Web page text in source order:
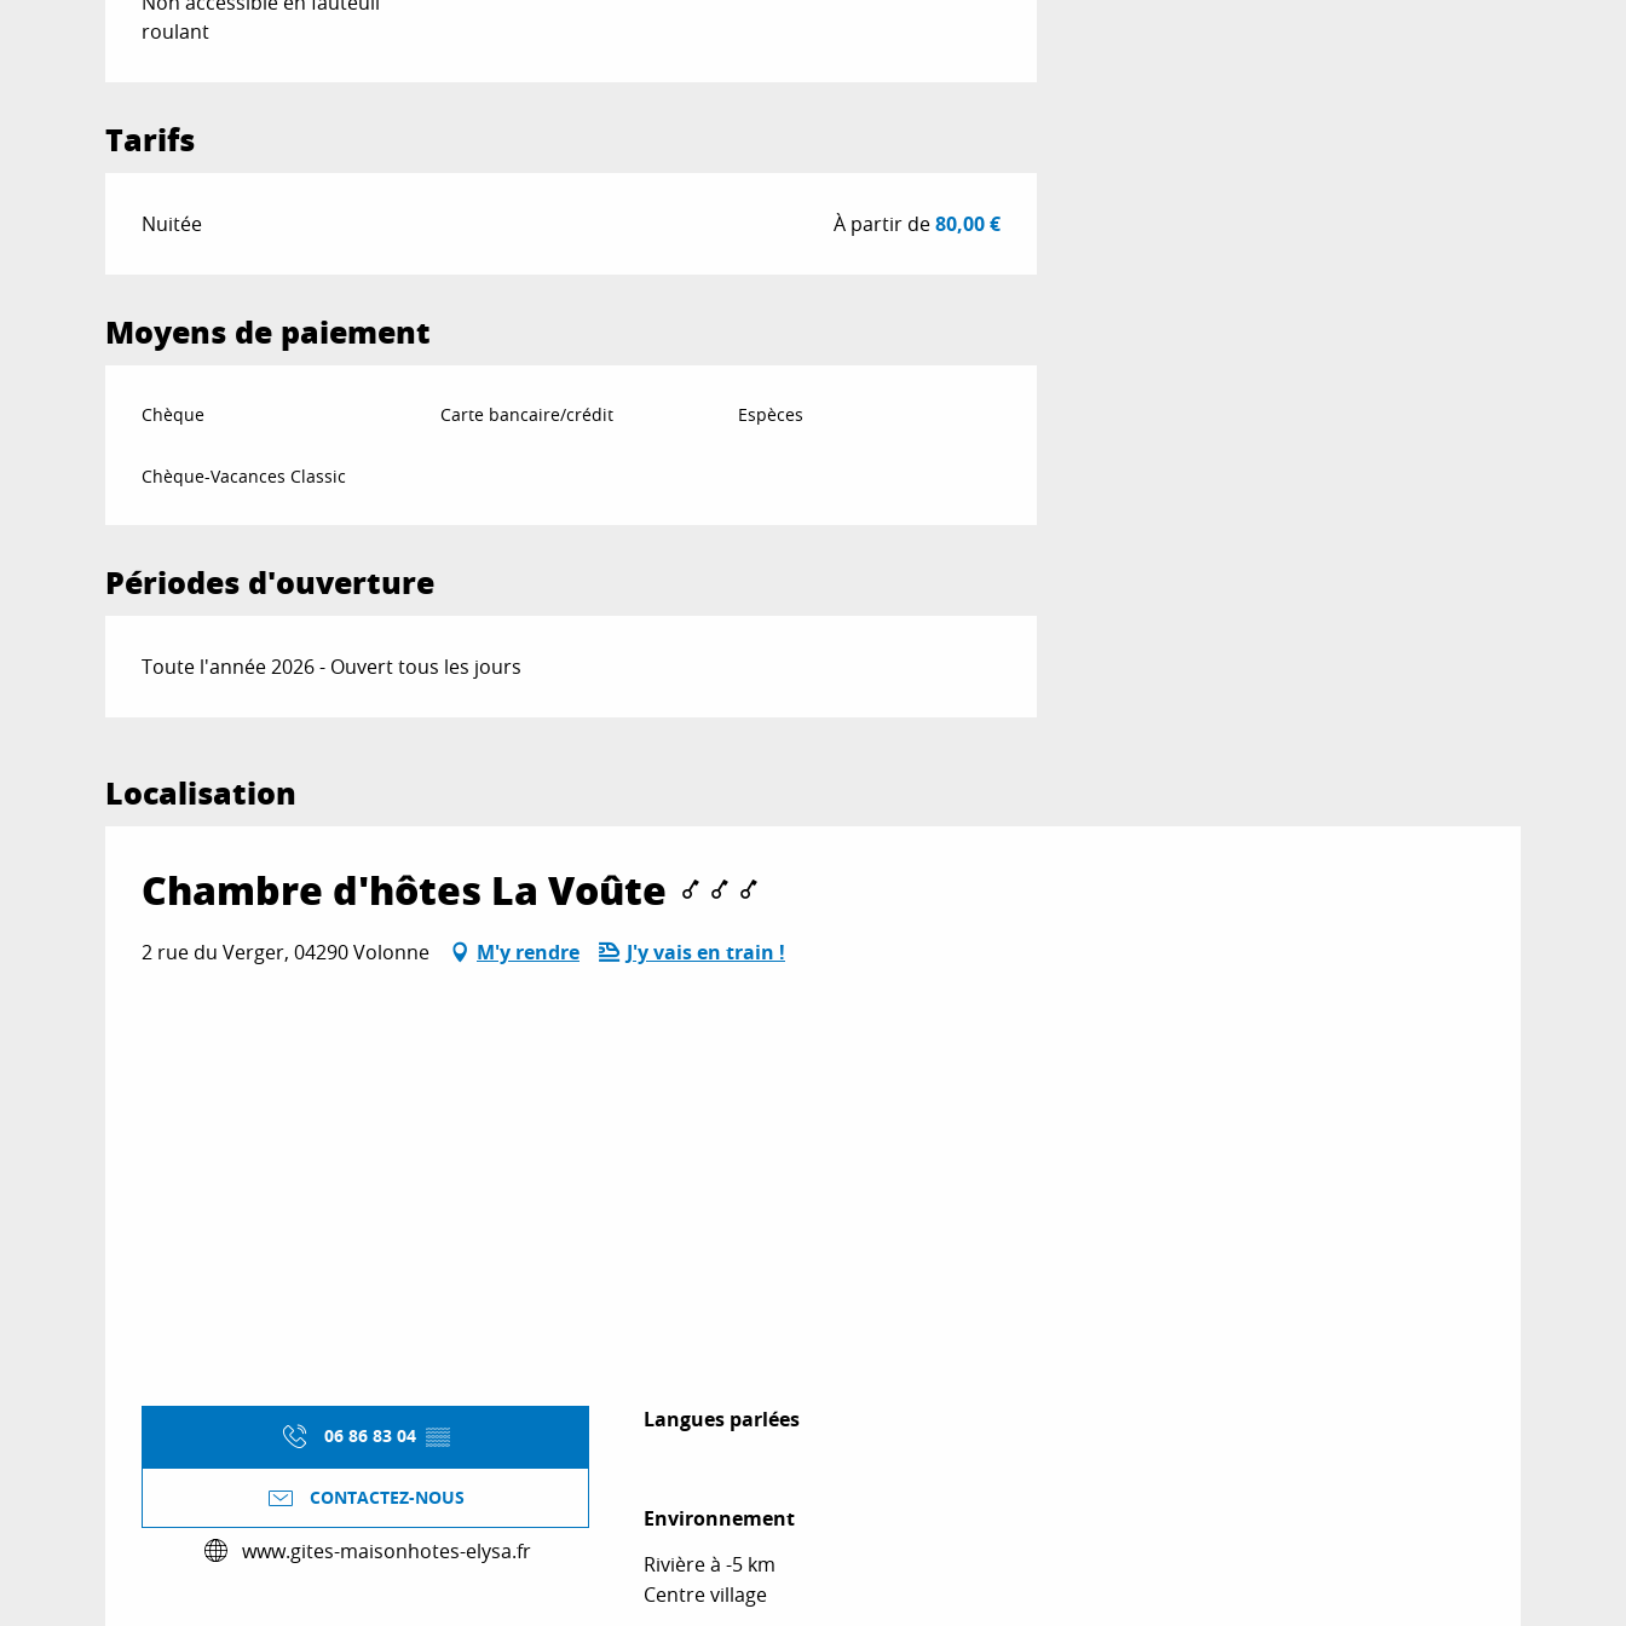
roulant
Tarifs
Tarifs 2026
Nuitée À partir de80,00 €
Moyens de paiement
Chèque Carte bancaire/crédit Espèces
Chèque-Vacances Classic
Périodes d'ouverture
Toute l'année 2026 - Ouvert tous les jours
Localisation
Chambre d'hôtes La Voûte
2 rue du Verger, 04290 Volonne M'y rendre J'y vais en train !
06 86 83 04 ▒▒
CONTACTEZ-NOUS
www.gites-maisonhotes-elysa.fr
Langues parlées
Langues parlées
Environnement
Environnement
Rivière à -5 km
Centre village